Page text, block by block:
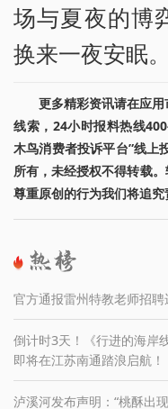
场与夏夜的博
换来一夜安眠。
更多精彩资讯请在应
线索，24小时报料热线
木鸟消费者投诉平台”线上
所有，未经授权不得转载
尊重原创的行为我们将追究
官方通报雷州特教老师招
倒计时3天！《行进的海岸
即将在江苏南通踏浪启航！
泸溪河发布声明：“桃酥出